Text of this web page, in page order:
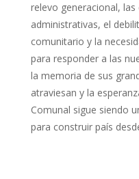
relevo generacional,
administrativas, el
comunitario y la
para responder a las
la memoria de sus
atraviesan y la
Comunal sigue siendo
para construir país